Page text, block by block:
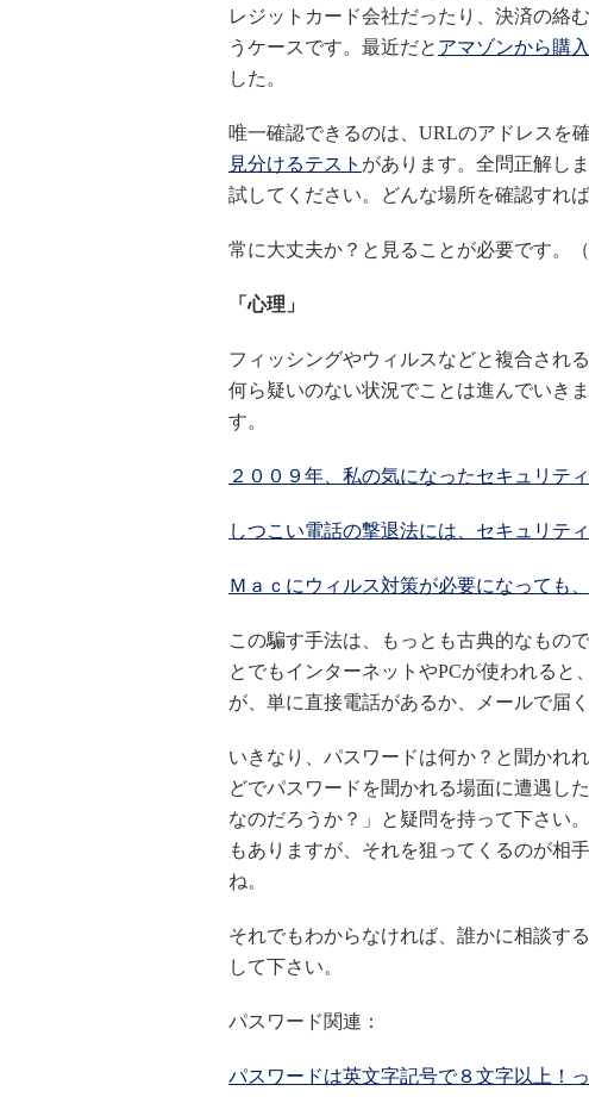
レジットカード会社だったり、決済の絡
うケースです。最近だと アマゾンから購
した。
唯一確認できるのは、URLのアドレスを
見分けるテスト があります。全問正解し
試してください。どんな場所を確認すれ
常に大丈夫か？と見ることが必要です。
「心理」
フィッシングやウィルスなどと複合され
何ら疑いのない状況でことは進んでいき
す。
２００９年、私の気になったセキュリテ
しつこい電話の撃退法には、セキュリテ
Ｍａｃにウィルス対策が必要になっても
この騙す手法は、もっとも古典的なもの
とでもインターネットやPCが使われる
が、単に直接電話があるか、メールで届
いきなり、パスワードは何か？と聞かれ
どでパスワードを聞かれる場面に遭遇し
なのだろうか？」と疑問を持って下さい
もありますが、それを狙ってくるのが相
ね。
それでもわからなければ、誰かに相談す
して下さい。
パスワード関連：
パスワードは英文字記号で８文字以上！